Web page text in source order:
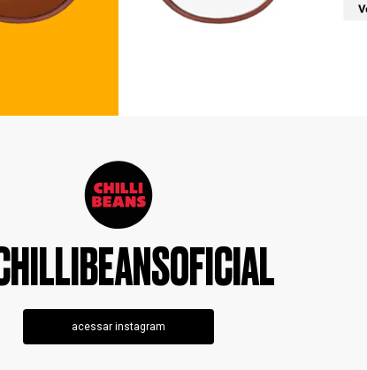
acessar instagram